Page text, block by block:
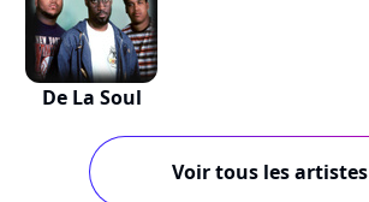
De La Soul
Voir tous les artistes